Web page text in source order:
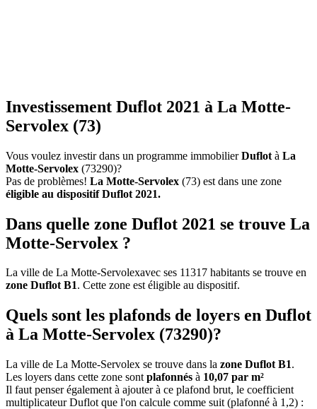
Investissement Duflot 2021 à La Motte-
Servolex (73)
Vous voulez investir dans un programme immobilierDuflot à La
Motte-Servolex (73290)?
Pas de problèmes! La Motte-Servolex (73) est dans une zone
éligible au dispositif Duflot 2021.
Dans quelle zone Duflot 2021 se trouve La
Motte-Servolex ?
La ville de La Motte-Servolexavec ses 11317 habitants se trouve en
zone Duflot B1. Cette zone est éligible au dispositif.
Quels sont les plafonds de loyers en Duflot
à La Motte-Servolex (73290)?
La ville de La Motte-Servolex se trouve dans la zone Duflot B1.
Les loyers dans cette zone sont plafonnés à 10,07 par m²
Il faut penser également à ajouter à ce plafond brut, le coefficient
multiplicateur Duflot que l'on calcule comme suit (plafonné à 1,2) :